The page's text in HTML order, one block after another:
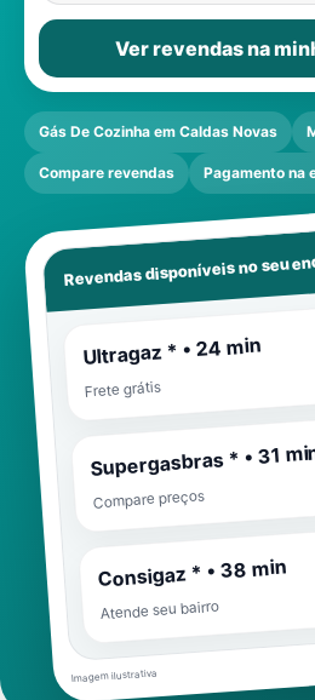
Ver revendas na
Gás De Cozinha em Caldas Novas
Compare revendas Pagamento na
Revendas disponíveis no seu
Ultragaz * • 24 min
Frete grátis
Supergasbras * • 31
Compare preços
Consigaz * • 38 min
Atende seu bairro
Imagem ilustrativa